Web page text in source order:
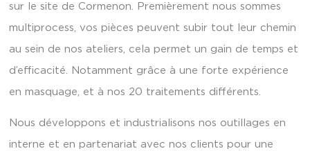
sur le site de Cormenon. Premièrement nous sommes
multiprocess, vos pièces peuvent subir tout leur chemin
au sein de nos ateliers, cela permet un gain de temps et
d’efficacité. Notamment grâce à une forte expérience
en masquage, et à nos 20 traitements différents.
Nous développons et industrialisons nos outillages en
interne et en partenariat avec nos clients pour une